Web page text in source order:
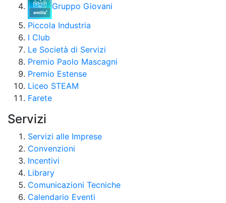
Gruppo Giovani
Piccola Industria
I Club
Le Società di Servizi
Premio Paolo Mascagni
Premio Estense
Liceo STEAM
Farete
Servizi
Servizi alle Imprese
Convenzioni
Incentivi
Library
Comunicazioni Tecniche
Calendario Eventi